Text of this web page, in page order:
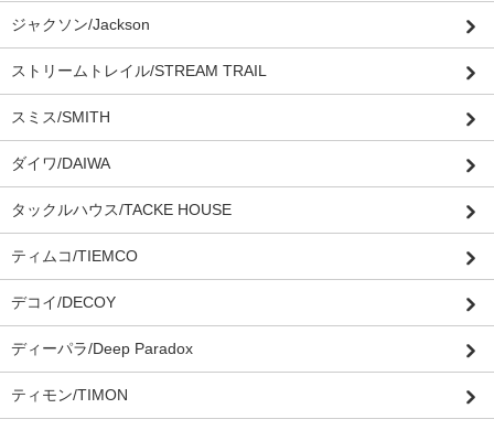
ジャクソン/Jackson
ストリームトレイル/STREAM TRAIL
スミス/SMITH
ダイワ/DAIWA
タックルハウス/TACKE HOUSE
ティムコ/TIEMCO
デコイ/DECOY
ディーパラ/Deep Paradox
ティモン/TIMON